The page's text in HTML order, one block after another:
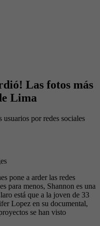
Las fotos más
Lima
por redes sociales
pone a arder las redes
para menos, Shannon es una
está que a la joven de 33
Lopez en su documental,
se han visto